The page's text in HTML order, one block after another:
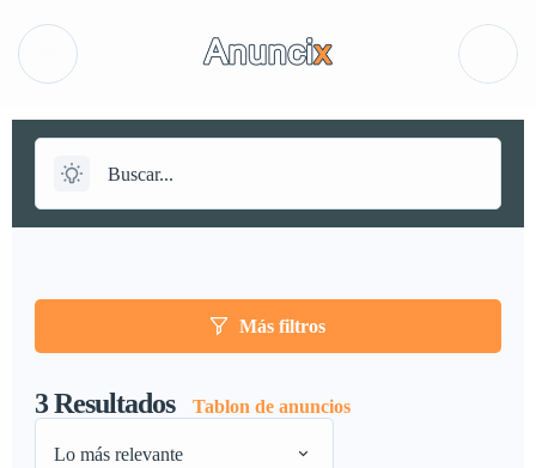
Más filtros
3Resultados Tablon de anuncios
Lo más relevante